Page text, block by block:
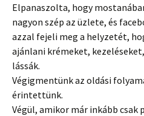
Elpanaszolta, hogy
nagyon szép az üzlete, és
azzal fejeli meg a helyzetét,
ajánlani krémeket,
lássák.
Végigmentünk az oldási
érintettünk.
Végül, amikor már inkább